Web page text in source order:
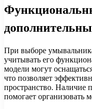
При выборе
учитывать его
модели могут
что позволяет
пространство. Наличие
помогает организовать